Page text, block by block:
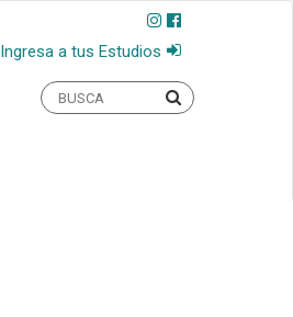
Ingresa a tus Estudios